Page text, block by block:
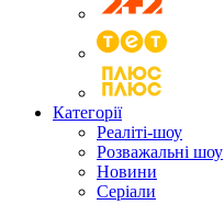
Категорії
Реаліті-шоу
Розважальні шоу
Новини
Серіали